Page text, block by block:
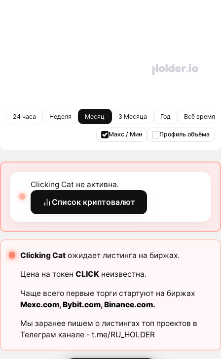
24 часа Неделя Месяц 3 Месяца Год Всё время
Макс / Мин Профиль объёма
Clicking Cat не активна.
Список криптовалют
Clicking Catожидает листинга на биржах.
Цена на токен CLICKнеизвестна.
Чаще всего первые торги стартуют на биржах
Mexc.com,Bybit.com,Binance.com.
Мы заранее пишем о листингах топ проектов в
Телеграм канале - t.me/RU_HOLDER